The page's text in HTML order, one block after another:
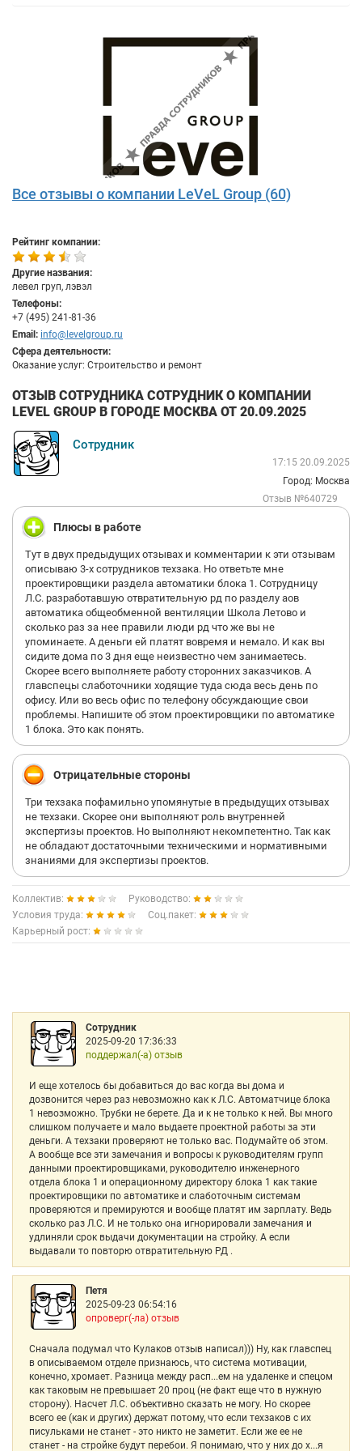
Все отзывы о компании LeVeL Group (60)
Рейтинг компании:
Другие названия:
левел груп, лэвэл
Телефоны:
+7 (495) 241-81-36
Email: info@levelgroup.ru
Сфера деятельности:
Оказание услуг: Строительство и ремонт
ОТЗЫВ СОТРУДНИКА СОТРУДНИК О КОМПАНИИ
LEVEL GROUP В ГОРОДЕ МОСКВА ОТ 20.09.2025
Сотрудник
17:15 20.09.2025
Город: Москва
Отзыв №640729
Плюсы в работе
Тут в двух предыдущих отзывах и комментарии к эти отзывам
описываю 3-х сотрудников техзака. Но ответьте мне
проектировщики раздела автоматики блока 1. Сотрудницу
Л.С. разработавшую отвратительную рд по разделу аов
автоматика общеобменной вентиляции Школа Летово и
сколько раз за нее правили люди рд что же вы не
упоминаете. А деньги ей платят вовремя и немало. И как вы
сидите дома по 3 дня еще неизвестно чем занимаетесь.
Скорее всего выполняете работу сторонних заказчиков. А
главспецы слаботочники ходящие туда сюда весь день по
офису. Или во весь офис по телефону обсуждающие свои
проблемы. Напишите об этом проектировщики по автоматике
1 блока. Это как понять.
Отрицательные стороны
Три техзака пофамильно упомянутые в предыдущих отзывах
не техзаки. Скорее они выполняют роль внутренней
экспертизы проектов. Но выполняют некомпетентно. Так как
не обладают достаточными техническими и нормативными
знаниями для экспертизы проектов.
Коллектив:
Руководство:
Условия труда:
Соц.пакет:
Карьерный рост:
Сотрудник
2025-09-20 17:36:33
поддержал(-а) отзыв
И еще хотелось бы добавиться до вас когда вы дома и
дозвонится через раз невозможно как к Л.С. Автоматчице блока
1 невозможно. Трубки не берете. Да и к не только к ней. Вы много
слишком получаете и мало выдаете проектной работы за эти
деньги. А техзаки проверяют не только вас. Подумайте об этом.
А вообще все эти замечания и вопросы к руководителям групп
данными проектировщиками, руководителю инженерного
отдела блока 1 и операционному директору блока 1 как такие
проектировщики по автоматике и слаботочным системам
проверяются и премируются и вообще платят им зарплату. Ведь
сколько раз Л.С. И не только она игнорировали замечания и
удлиняли срок выдачи документации на стройку. А если
выдавали то повторю отвратительную РД .
Петя
2025-09-23 06:54:16
опроверг(-ла) отзыв
Сначала подумал что Кулаков отзыв написал))) Ну, как главспец
в описываемом отделе признаюсь, что система мотивации,
конечно, хромает. Разница между расп...ем на удаленке и спецом
как таковым не превышает 20 проц (не факт еще что в нужную
сторону). Насчет Л.С. объективно сказать не могу. Но скорее
всего ее (как и других) держат потому, что если техзаков с их
писульками не станет - это никто не заметит. Если же ее не
станет - на стройке будут перебои. Я понимаю, что у них до х...я